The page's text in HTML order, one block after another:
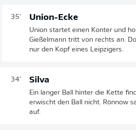
35' Union-Ecke
Union startet einen Konter und
Gießelmann tritt von rechts an.
nur den Kopf eines Leipzigers.
34' Silva
Ein langer Ball hinter die Kette
erwischt den Ball nicht. Rönnow
auf.